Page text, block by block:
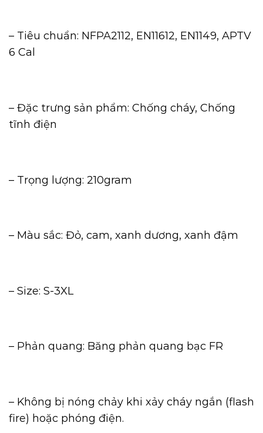
– Tiêu chuẩn: NFPA2112, EN11612, EN1149, APTV
6 Cal
– Đặc trưng sản phẩm: Chống cháy, Chống
tĩnh điện
– Trọng lượng: 210gram
– Màu sắc: Đỏ, cam, xanh dương, xanh đậm
– Size: S-3XL
– Phản quang: Băng phản quang bạc FR
– Không bị nóng chảy khi xảy cháy ngắn (flash
fire) hoặc phóng điện.